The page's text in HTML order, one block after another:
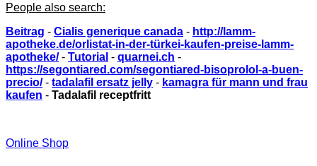
People also search:
Beitrag - Cialis generique canada - http://lamm-
apotheke.de/orlistat-in-der-türkei-kaufen-preise-lamm-
apotheke/- Tutorial - quarnei.ch -
https://segontiared.com/segontiared-bisoprolol-a-buen-
precio/- tadalafil ersatz jelly - kamagra für mann und frau
kaufen - Tadalafil receptfritt
Online Shop